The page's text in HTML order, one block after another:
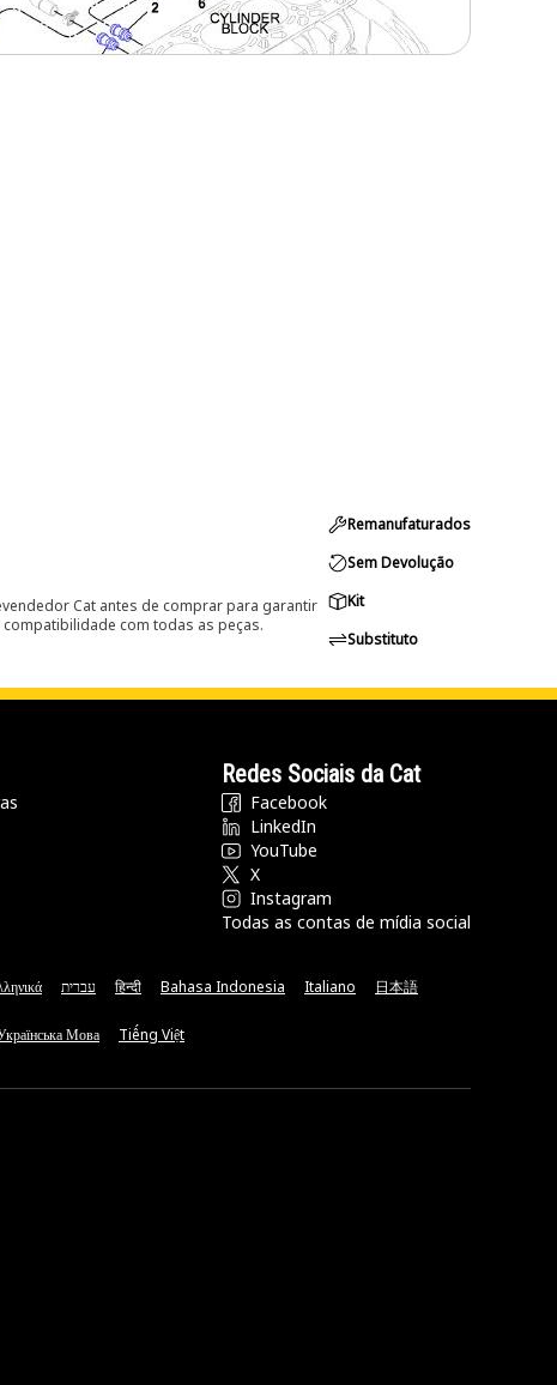
Cat antes de comprar para garantir
com todas as peças.
Remanufaturados
Sem Devolução
Kit
Substituto
Redes Sociais da Cat
Facebook
LinkedIn
YouTube
X
Instagram
Todas as contas de mídia social
עברית हिन्दी Bahasa Indonesia Italiano 日本語
Мова Tiếng Việt